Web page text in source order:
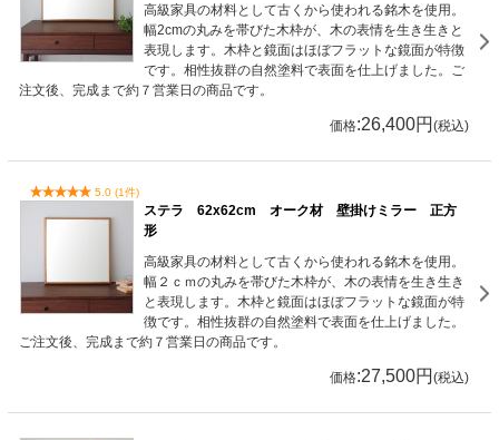
高級家具の材料として古くから使われる銘木を使用。
幅2cmの丸みを帯びた木枠が、木の表情を生き生きと
表現します。木枠と鏡面はほぼフラットな鏡面が特徴
です。相性抜群の自然塗料で表面を仕上げました。ご
注文後、完成まで約７営業日の商品です。
価格:26,400円 (税込)
5.0 (1件)
ステラ 62x62cm オーク材 壁掛けミラー 正方
形
高級家具の材料として古くから使われる銘木を使用。
幅２ｃｍの丸みを帯びた木枠が、木の表情を生き生き
と表現します。木枠と鏡面はほぼフラットな鏡面が特
徴です。相性抜群の自然塗料で表面を仕上げました。
ご注文後、完成まで約７営業日の商品です。
価格:27,500円 (税込)